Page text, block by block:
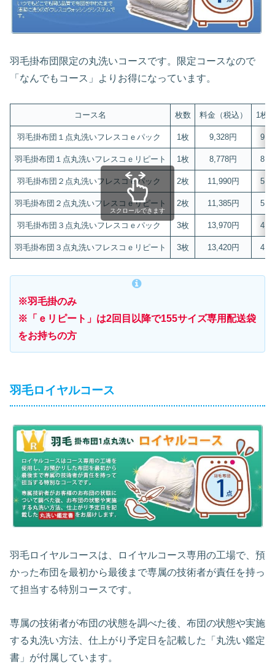
羽毛掛布団限定の丸洗いコースです。限定コースなので
「なんでもコース」よりお得になっています。
コース名 枚数 料金（税込） 1枚
羽毛掛布団１点丸洗いフレスコｅパック 1枚 9,328円
羽毛掛布団１点丸洗いフレスコｅリピート 1枚 8,778円
羽毛掛布団２点丸洗いフレスコｅパック 2枚 11,990円
羽毛掛布団２点丸洗いフレスコｅリピート 2枚 11,385円
羽毛掛布団３点丸洗いフレスコｅパック 3枚 13,970円
羽毛掛布団３点丸洗いフレスコｅリピート 3枚 13,420円
スクロールできます
※羽毛掛のみ
※「ｅリピート」は2回目以降で155サイズ専用配送袋
をお持ちの方
羽毛ロイヤルコース
羽毛ロイヤルコースは、ロイヤルコース専用の工場で、預
かった布団を最初から最後まで専属の技術者が責任を持っ
て担当する特別コースです。
専属の技術者が布団の状態を調べた後、布団の状態や実施
する丸洗い方法、仕上がり予定日を記載した「丸洗い鑑定
書」が付属しています。